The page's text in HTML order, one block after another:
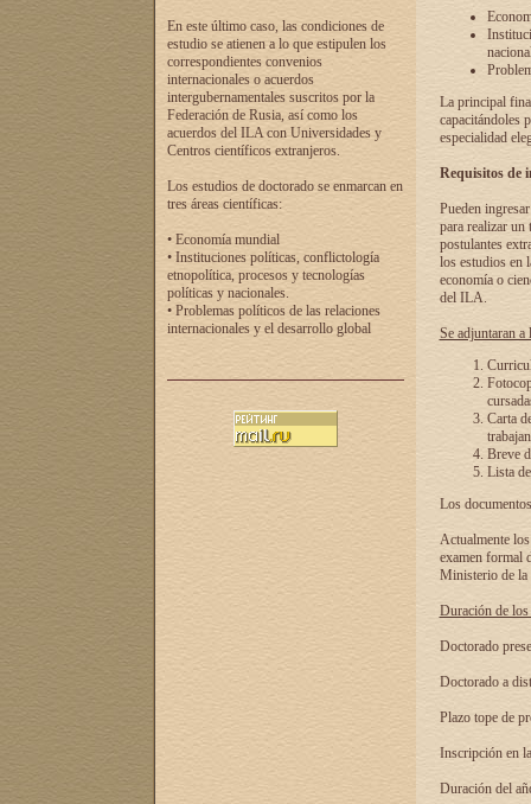
En este último caso, las condiciones de
estudio se atienen a lo que estipulen los
correspondientes convenios
internacionales o acuerdos
intergubernamentales suscritos por la
Federación de Rusia, así como los
acuerdos del ILA con Universidades y
Centros científicos extranjeros.
Los estudios de doctorado se enmarcan en
tres áreas científicas:
• Economía mundial
• Instituciones políticas, conflictología
etnopolítica, procesos y tecnologías
políticas y nacionales.
• Problemas políticos de las relaciones
internacionales y el desarrollo global
La principal
capacitándoles
especialidad
Requisitos de
Pueden
para realizar un
postulantes
los estudios en
economía o
del ILA.
Se adjuntaran a
Carta
Breve
Lista
Los
Actualmente
examen formal
Ministerio de la
Duración de
Doctorado
Doctorado a
Plazo tope de
Inscripción en
Duración del